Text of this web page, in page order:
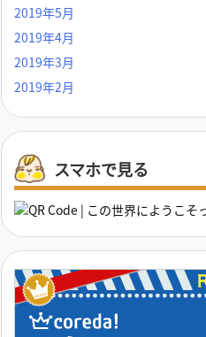
2019年5月
2019年4月
2019年3月
2019年2月
スマホで見る